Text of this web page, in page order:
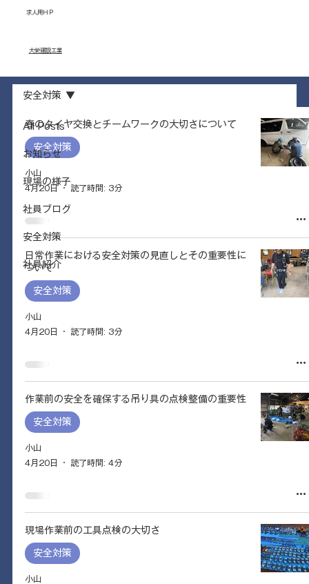
求人用ＨＰ
​大栄建設工業
All Posts
お知らせ
現場の様子
社員ブログ
安全対策
社員紹介
安全対策
春のタイヤ交換とチームワークの大切さについて
安全対策
小山
4月20日
読了時間: 3分
日常作業における安全対策の見直しとその重要性に
ついて
安全対策
小山
4月20日
読了時間: 3分
作業前の安全を確保する吊り具の点検整備の重要性
安全対策
小山
4月20日
読了時間: 4分
現場作業前の工具点検の大切さ
安全対策
小山